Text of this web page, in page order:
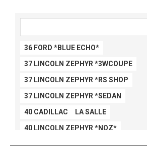
36 FORD *BLUE ECHO*
37 LINCOLN ZEPHYR *3WCOUPE
37 LINCOLN ZEPHYR *RS SHOP
37 LINCOLN ZEPHYR *SEDAN
40 CADILLAC LA SALLE
40 LINCOLN ZEPHYR *NOZ*
40 LINCOLN ZEPHYR *V12*